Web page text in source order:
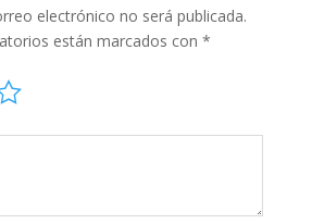
electrónico no será publicada.
están marcados con *